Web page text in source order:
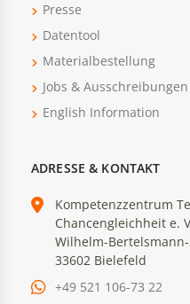
Presse
Datentool
Materialbestellung
Jobs & Ausschreibungen
English Information
ADRESSE & KONTAKT
Kompetenzzentrum
Chancengleichheit e.
Wilhelm-
33602 Bielefeld
+49 521 106-73 22